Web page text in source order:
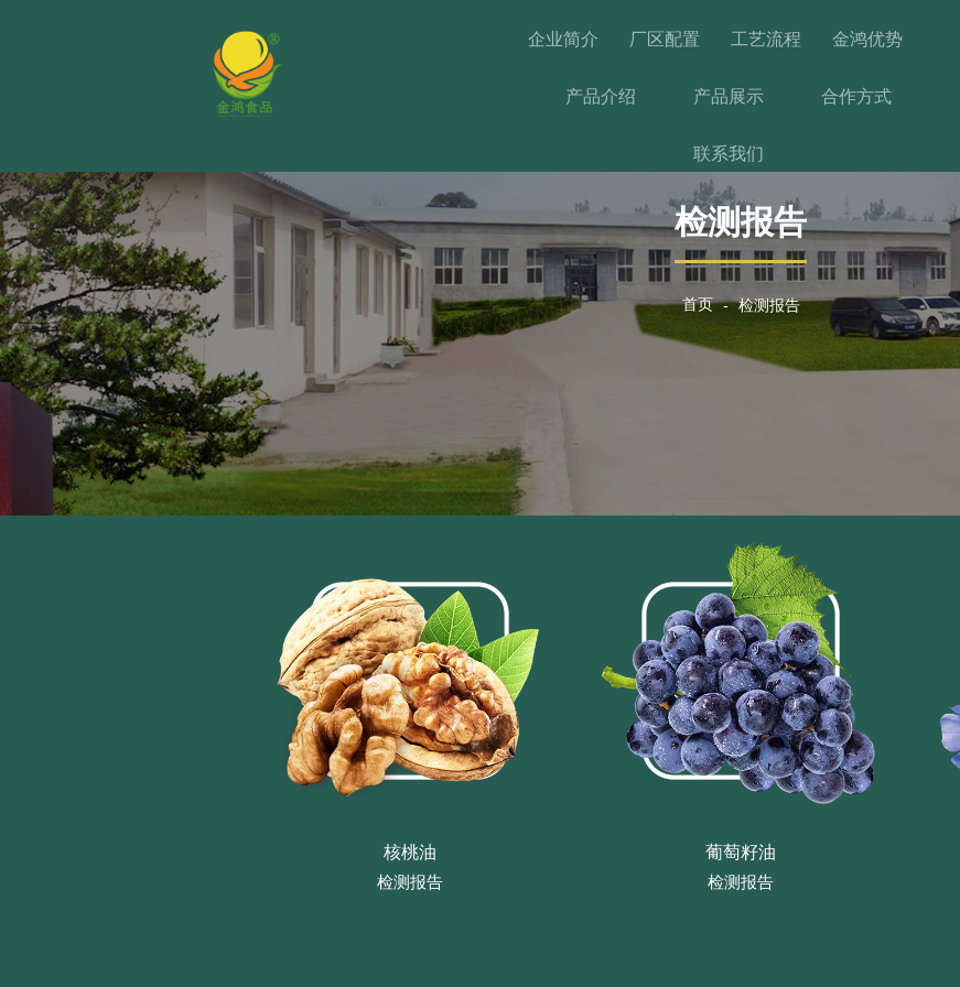
企业简介 厂区配置 工艺流程 金鸿优势
产品介绍 产品展示 合作方式
联系我们
产品 关于 案例 新闻 联系
留言
产品中心
首页 - 检测报告
检测报告
首页 - 检测报告
核桃油
检测报告
葡萄籽油
检测报告